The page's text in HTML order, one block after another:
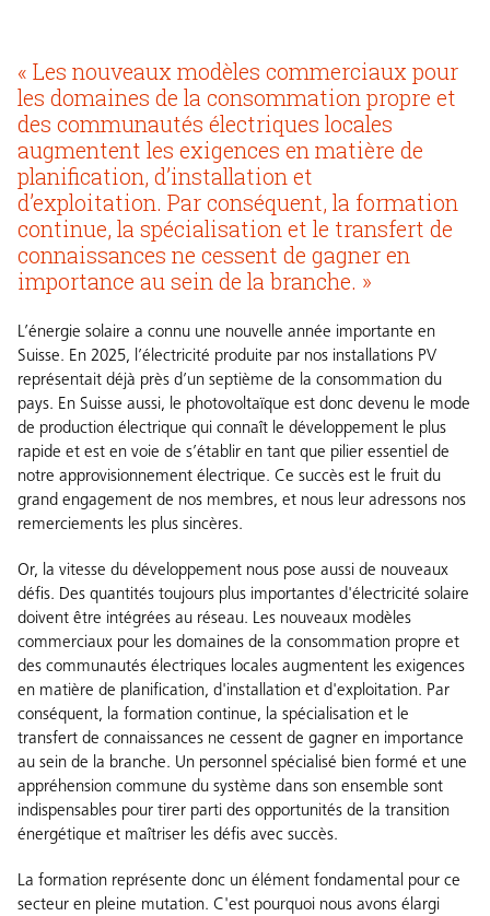
« Les nouveaux modèles commerciaux pour
les domaines de la consommation propre et
des communautés électriques locales
augmentent les exigences en matière de
planification, d’installation et
d’exploitation. Par conséquent, la formation
continue, la spécialisation et le transfert de
connaissances ne cessent de gagner en
importance au sein de la branche. »
L’énergie solaire a connu une nouvelle année importante en
Suisse. En 2025, l’électricité produite par nos installations PV
représentait déjà près d’un septième de la consommation du
pays. En Suisse aussi, le photovoltaïque est donc devenu le mode
de production électrique qui connaît le développement le plus
rapide et est en voie de s’établir en tant que pilier essentiel de
notre approvisionnement électrique. Ce succès est le fruit du
grand engagement de nos membres, et nous leur adressons nos
remerciements les plus sincères.
Or, la vitesse du développement nous pose aussi de nouveaux
défis. Des quantités toujours plus importantes d'électricité solaire
doivent être intégrées au réseau. Les nouveaux modèles
commerciaux pour les domaines de la consommation propre et
des communautés électriques locales augmentent les exigences
en matière de planification, d'installation et d'exploitation. Par
conséquent, la formation continue, la spécialisation et le
transfert de connaissances ne cessent de gagner en importance
au sein de la branche. Un personnel spécialisé bien formé et une
appréhension commune du système dans son ensemble sont
indispensables pour tirer parti des opportunités de la transition
énergétique et maîtriser les défis avec succès.
La formation représente donc un élément fondamental pour ce
secteur en pleine mutation. C'est pourquoi nous avons élargi